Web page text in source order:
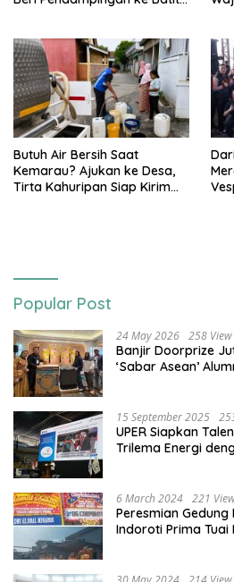
Butuh Air Bersih Saat
Kemarau? Ajukan ke Desa,
Tirta Kahuripan Siap Kirim
Popular Post
24 May 2026 258 View
Banjir Doorprize
‘Sabar Asean’
15 September 2025
UPER Siapkan
Trilema Energi
6 March 2024 221
Peresmian
Indoroti Prima Tuai